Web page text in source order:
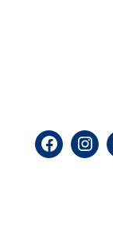
Facebook
Einführung